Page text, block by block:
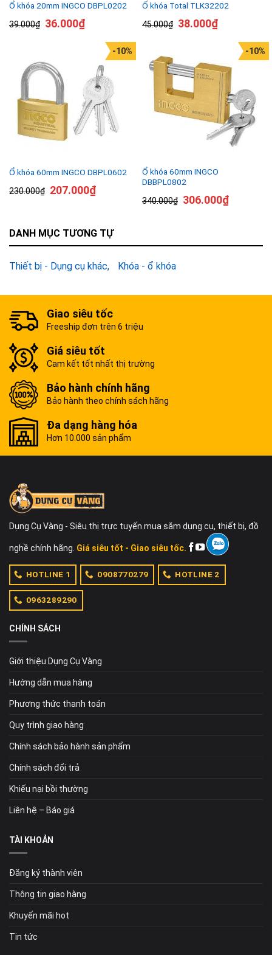
Ổ khóa 20mm INGCO DBPL0202
39.000₫ 36.000₫
Ố khóa Total TLK32202
45.000₫ 38.000₫
Ổ khóa 60mm INGCO DBPL0602
230.000₫
-10%
207.000₫
Ổ khóa 60mm INGCO
DBBPL0802
340.000₫
-10%
306.000₫
DANH MỤC TƯƠNG TỰ
Thiết bị - Dụng cụ khác Khóa - ổ khóa
Giao siêu tốc
Freeship đơn trên 6 triệu
Giá siêu tốt
Cam kết tốt nhất thị trường
Bảo hành chính hãng
Bảo hành theo chính sách hãng
Đa dạng hàng hóa
Hơn 10.000 sản phẩm
Dụng Cụ Vàng - Siêu thị trực tuyến mua sắm dụng cụ, thiết bị, đồ
nghề chính hãng. Giá siêu tốt - Giao siêu tốc.
HOTLINE 1 0908770279 HOTLINE 2
0963289290
CHÍNH SÁCH
Giới thiệu Dụng Cụ Vàng
Hướng dẫn mua hàng
Phương thức thanh toán
Quy trình giao hàng
Chính sách bảo hành sản phẩm
Chính sách đổi trả
Khiếu nại bồi thường
Liên hệ – Báo giá
TÀI KHOẢN
Đăng ký thành viên
Thông tin giao hàng
Khuyến mãi hot
Tin tức